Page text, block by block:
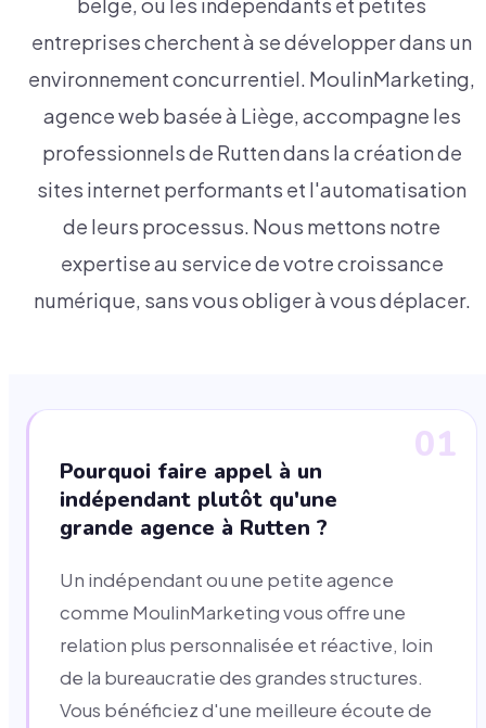
belge, où les indépendants et petites
entreprises cherchent à se développer dans un
environnement concurrentiel. MoulinMarketing,
agence web basée à Liège, accompagne les
professionnels de Rutten dans la création de
sites internet performants et l'automatisation
de leurs processus. Nous mettons notre
expertise au service de votre croissance
numérique, sans vous obliger à vous déplacer.
01
Pourquoi faire appel à un
indépendant plutôt qu'une
grande agence à Rutten ?
Un indépendant ou une petite agence
comme MoulinMarketing vous offre une
relation plus personnalisée et réactive, loin
de la bureaucratie des grandes structures.
Vous bénéficiez d'une meilleure écoute de